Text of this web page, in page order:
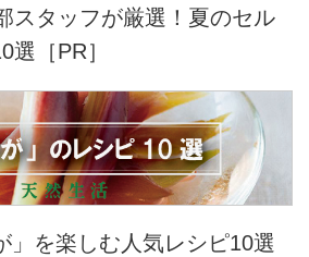
スタッフが厳選！夏のセル
選［PR］
を楽しむ人気レシピ10選